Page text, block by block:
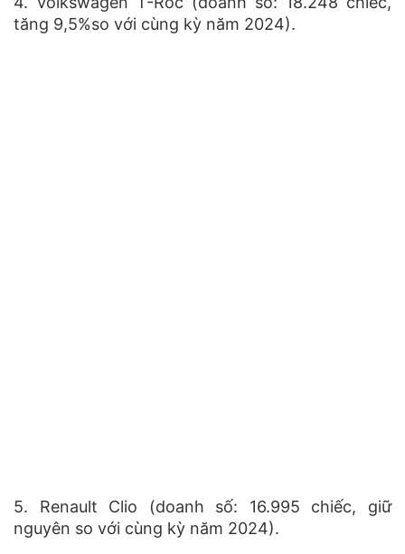
tăng 9,5%so với cùng kỳ năm 2024).
5. Renault Clio (doanh số: 16.995 chiếc, giữ
nguyên so với cùng kỳ năm 2024).